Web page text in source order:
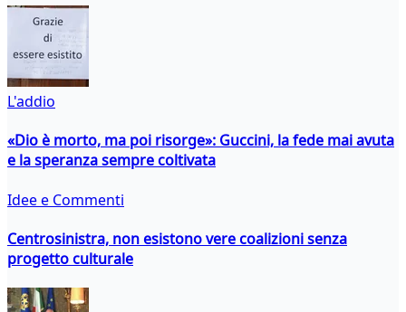
L'addio
«Dio è morto, ma poi risorge»: Guccini, la fede mai avuta
e la speranza sempre coltivata
Idee e Commenti
Centrosinistra, non esistono vere coalizioni senza
progetto culturale